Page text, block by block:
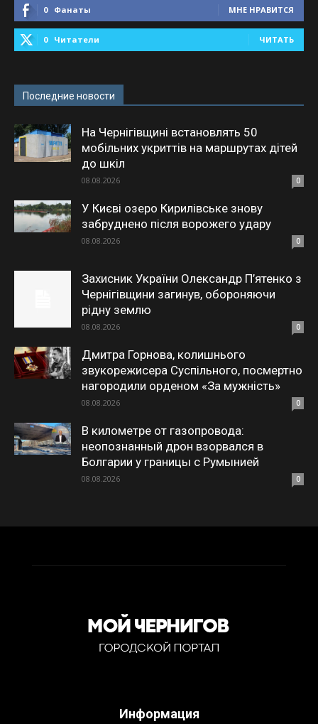
0 Фанаты МНЕ НРАВИТСЯ
0 Читатели ЧИТАТЬ
Последние новости
На Чернігівщині встановлять 50
мобільних укриттів на маршрутах дітей
до шкіл
08.08.2026 0
У Києві озеро Кирилівське знову
забруднено після ворожего удару
08.08.2026 0
Захисник України Олександр П’ятенко з
Чернігівщини загинув, обороняючи
рідну землю
08.08.2026 0
Дмитра Горнова, колишнього
звукорежисера Суспільного, посмертно
нагородили орденом «За мужність»
08.08.2026 0
В километре от газопровода:
неопознанный дрон взорвался в
Болгарии у границы с Румынией
08.08.2026 0
Информация